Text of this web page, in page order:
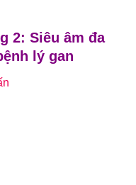
2: Siêu âm đa
lý gan